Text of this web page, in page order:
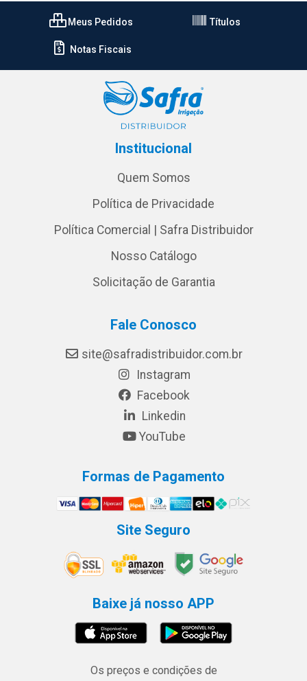
Meus Pedidos Títulos
Notas Fiscais
Institucional
Quem Somos
Política de Privacidade
Política Comercial | Safra Distribuidor
Nosso Catálogo
Solicitação de Garantia
Fale Conosco
site@safradistribuidor.com.br
Instagram
Facebook
Linkedin
YouTube
Formas de Pagamento
Site Seguro
Baixe já nosso APP
Os preços e condições de